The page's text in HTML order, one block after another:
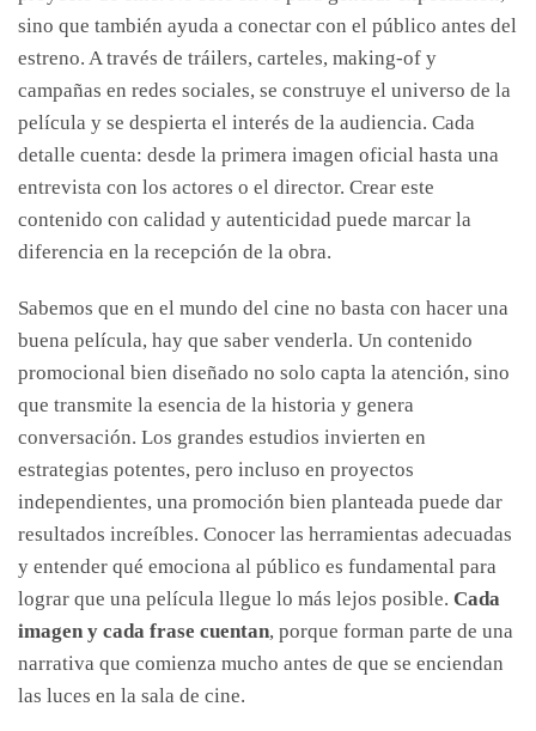
sino que también ayuda a conectar con el público antes del
estreno. A través de tráilers, carteles, making-of y
campañas en redes sociales, se construye el universo de la
película y se despierta el interés de la audiencia. Cada
detalle cuenta: desde la primera imagen oficial hasta una
entrevista con los actores o el director. Crear este
contenido con calidad y autenticidad puede marcar la
diferencia en la recepción de la obra.
Sabemos que en el mundo del cine no basta con hacer una
buena película, hay que saber venderla. Un contenido
promocional bien diseñado no solo capta la atención, sino
que transmite la esencia de la historia y genera
conversación. Los grandes estudios invierten en
estrategias potentes, pero incluso en proyectos
independientes, una promoción bien planteada puede dar
resultados increíbles. Conocer las herramientas adecuadas
y entender qué emociona al público es fundamental para
lograr que una película llegue lo más lejos posible. Cada
imagen y cada frase cuentan, porque forman parte de una
narrativa que comienza mucho antes de que se enciendan
las luces en la sala de cine.